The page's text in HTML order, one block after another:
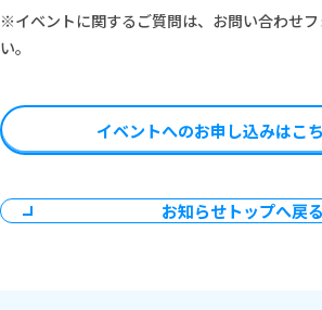
※イベントに関するご質問は、お問い合わせ
い。
イベントへのお申し込みはこ
お知らせトップへ戻る